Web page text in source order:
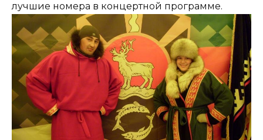
лучшие номера в концертной программе.